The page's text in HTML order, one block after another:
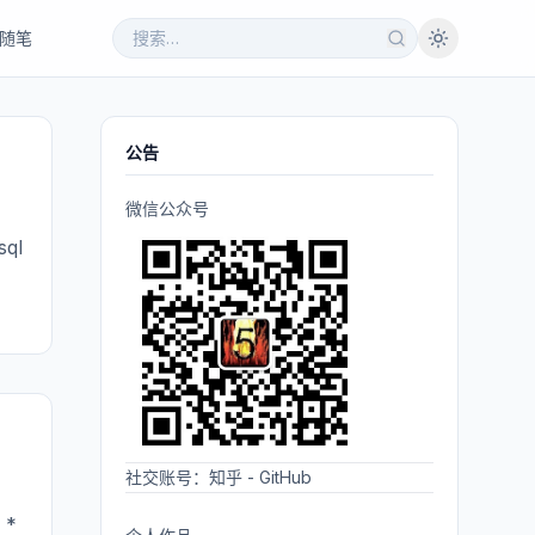
随笔
*
公告
微信公众号
社交账号： 知乎 - GitHub